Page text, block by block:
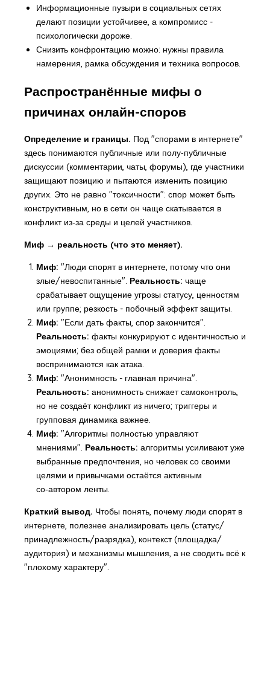
Информационные пузыри в социальных сетях
делают позиции устойчивее, а компромисс -
психологически дороже.
Снизить конфронтацию можно: нужны правила
намерения, рамка обсуждения и техника вопросов.
Распространённые мифы о
причинах онлайн-споров
Определение и границы. Под "спорами в интернете"
здесь понимаются публичные или полу‑публичные
дискуссии (комментарии, чаты, форумы), где участники
защищают позицию и пытаются изменить позицию
других. Это не равно "токсичности": спор может быть
конструктивным, но в сети он чаще скатывается в
конфликт из‑за среды и целей участников.
Миф → реальность (что это меняет).
Миф: "Люди спорят в интернете, потому что они
злые/невоспитанные". Реальность: чаще
срабатывает ощущение угрозы статусу, ценностям
или группе; резкость - побочный эффект защиты.
Миф: "Если дать факты, спор закончится".
Реальность: факты конкурируют с идентичностью и
эмоциями; без общей рамки и доверия факты
воспринимаются как атака.
Миф: "Анонимность - главная причина".
Реальность: анонимность снижает самоконтроль,
но не создаёт конфликт из ничего; триггеры и
групповая динамика важнее.
Миф: "Алгоритмы полностью управляют
мнениями". Реальность: алгоритмы усиливают уже
выбранные предпочтения, но человек со своими
целями и привычками остаётся активным
со‑автором ленты.
Краткий вывод. Чтобы понять, почему люди спорят в
интернете, полезнее анализировать цель (статус/
принадлежность/разрядка), контекст (площадка/
аудитория) и механизмы мышления, а не сводить всё к
"плохому характеру".